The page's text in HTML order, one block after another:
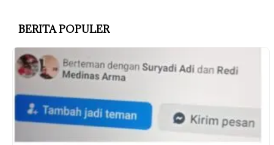
BERITA POPULER